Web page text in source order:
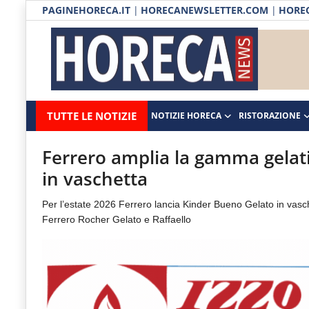
PAGINEHORECA.IT | HORECANEWSLETTER.COM |
Horecanews.it
-
Notizie
Horeca
Il
portale
del
del
TUTTE LE NOTIZIE NOTIZIE HORECA RISTORAZIONE
Notizie HORECA
Ristorazione
Ospitalità
Distribuzione
Prodotti | Dispensa Horeca
RUBRICHE
Ferrero amplia la gamma
in vaschetta
Per l’estate 2026 Ferrero lancia Kinder Bueno Gelato in
Ferrero Rocher Gelato e Raffaello